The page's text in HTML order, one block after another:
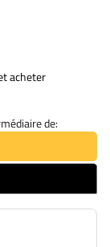
acheter
de: